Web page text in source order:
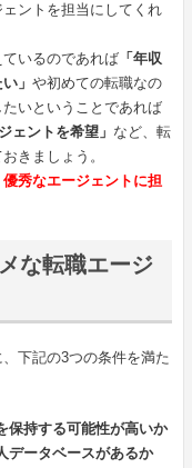
ントを担当にしてくれ
いるのであれば「年収
」 や初めての転職なの
いということであれば
ェントを希望」 など、転
きましょう。
優秀なエージェントに担
な転職エージ
下記の3つの条件を満た
保持する可能性が高いか
データベースがあるか